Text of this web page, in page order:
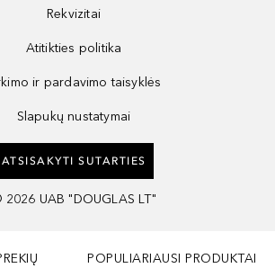
Rekvizitai
Atitikties politika
ir pardavimo taisyklės
Slapukų nustatymai
ATSISAKYTI SUTARTIES
2026 UAB "DOUGLAS LT"
POPULIARIAUSI PRODUKTAI